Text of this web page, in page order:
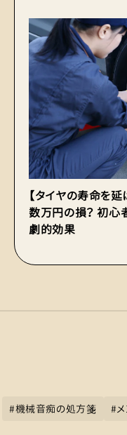
【タイヤの寿命を延
数万円の損？ 初心
劇的効果
#機械音痴の処方箋 #